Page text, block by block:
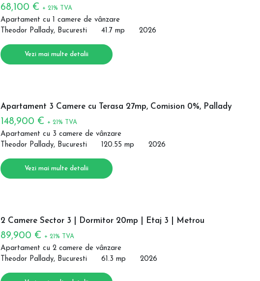
68,100 € + 21% TVA
Apartament cu 1 camere de vânzare
Theodor Pallady, Bucuresti
41.7 mp 2026
Vezi mai multe detalii
Apartament 3 Camere cu Terasa 27mp, Comision 0%, Pallady
148,900 € + 21% TVA
Apartament cu 3 camere de vânzare
Theodor Pallady, Bucuresti
120.55 mp 2026
Vezi mai multe detalii
2 Camere Sector 3 | Dormitor 20mp | Etaj 3 | Metrou
89,900 € + 21% TVA
Apartament cu 2 camere de vânzare
Theodor Pallady, Bucuresti
61.3 mp 2026